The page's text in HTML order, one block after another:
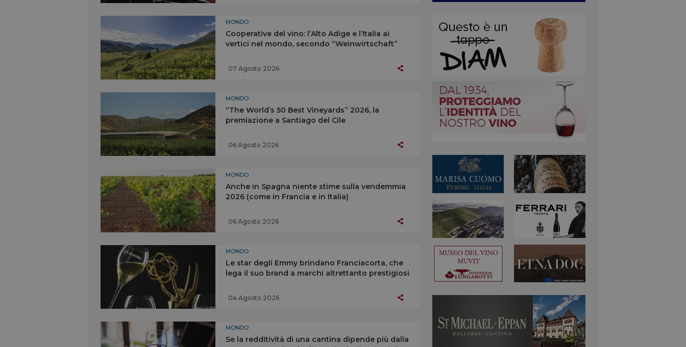
MONDO
Cooperative del vino: l’Alto Adige e l’Italia ai
vertici nel mondo, secondo “Weinwirtschaft”
07 Agosto 2026
MONDO
“The World’s 50 Best Vineyards” 2026, la
premiazione a Santiago del Cile
06 Agosto 2026
MONDO
Anche in Spagna niente stime sulla vendemmia
2026 (come in Francia e in Italia)
06 Agosto 2026
MONDO
Le star degli Emmy brindano Franciacorta, che
lega il suo brand a marchi altrettanto prestigiosi
04 Agosto 2026
MONDO
Se la redditività di una cantina dipende più dalla